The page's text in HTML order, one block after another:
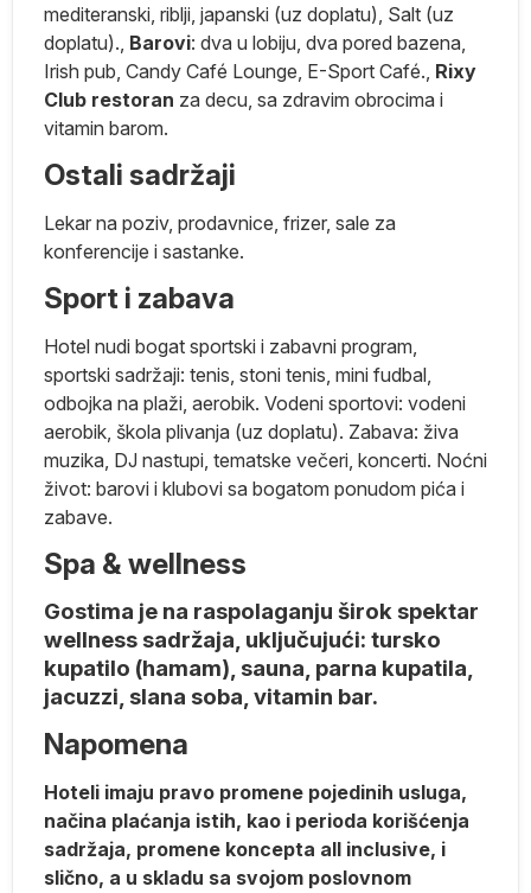
mediteranski, riblji, japanski (uz doplatu), Salt (uz
doplatu)., Barovi: dva u lobiju, dva pored bazena,
Irish pub, Candy Café Lounge, E-Sport Café., Rixy
Club restoran za decu, sa zdravim obrocima i
vitamin barom.​
Ostali sadržaji
Lekar na poziv, prodavnice, frizer, sale za
konferencije i sastanke.
Sport i zabava
Hotel nudi bogat sportski i zabavni program,
sportski sadržaji: tenis, stoni tenis, mini fudbal,
odbojka na plaži, aerobik. Vodeni sportovi: vodeni
aerobik, škola plivanja (uz doplatu). Zabava: živa
muzika, DJ nastupi, tematske večeri, koncerti. Noćni
život: barovi i klubovi sa bogatom ponudom pića i
zabave.
Spa & wellness
Gostima je na raspolaganju širok spektar
wellness sadržaja, uključujući: tursko
kupatilo (hamam), sauna, parna kupatila,
jacuzzi, slana soba, vitamin bar.
Napomena
Hoteli imaju pravo promene pojedinih usluga,
načina plaćanja istih, kao i perioda korišćenja
sadržaja, promene koncepta all inclusive, i
slično, a u skladu sa svojom poslovnom